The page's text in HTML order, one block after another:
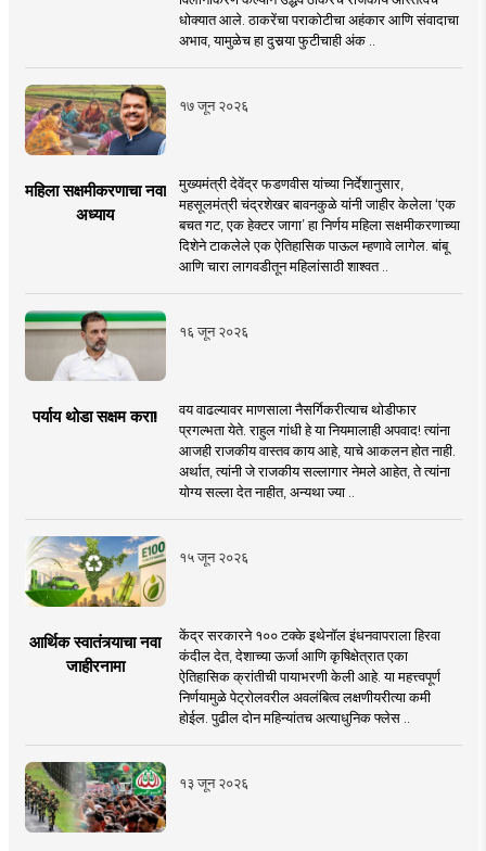
धोक्यात आले. ठाकरेंचा पराकोटीचा अहंकार आणि संवादाचा
अभाव, यामुळेच हा दुसर्‍या फुटीचाही अंक ..
१७ जून २०२६
महिला सक्षमीकरणाचा नवा
अध्याय
मुख्यमंत्री देवेंद्र फडणवीस यांच्या निर्देशानुसार,
महसूलमंत्री चंद्रशेखर बावनकुळे यांनी जाहीर केलेला ‘एक
बचत गट, एक हेक्टर जागा’ हा निर्णय महिला सक्षमीकरणाच्या
दिशेने टाकलेले एक ऐतिहासिक पाऊल म्हणावे लागेल. बांबू
आणि चारा लागवडीतून महिलांसाठी शाश्वत ..
१६ जून २०२६
पर्याय थोडा सक्षम करा!
वय वाढल्यावर माणसाला नैसर्गिकरीत्याच थोडीफार
प्रगल्भता येते. राहुल गांधी हे या नियमालाही अपवाद! त्यांना
आजही राजकीय वास्तव काय आहे, याचे आकलन होत नाही.
अर्थात, त्यांनी जे राजकीय सल्लागार नेमले आहेत, ते त्यांना
योग्य सल्ला देत नाहीत, अन्यथा ज्या ..
१५ जून २०२६
आर्थिक स्वातंत्र्याचा नवा
जाहीरनामा
केंद्र सरकारने १०० टक्के इथेनॉल इंधनवापराला हिरवा
कंदील देत, देशाच्या ऊर्जा आणि कृषिक्षेत्रात एका
ऐतिहासिक क्रांतीची पायाभरणी केली आहे. या महत्त्वपूर्ण
निर्णयामुळे पेट्रोलवरील अवलंबित्व लक्षणीयरीत्या कमी
होईल. पुढील दोन महिन्यांतच अत्याधुनिक फ्लेस ..
१३ जून २०२६